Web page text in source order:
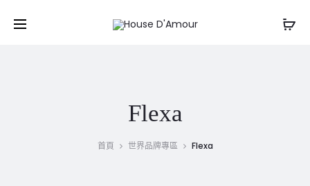
Flexa
首頁 世界品牌專區 Flexa